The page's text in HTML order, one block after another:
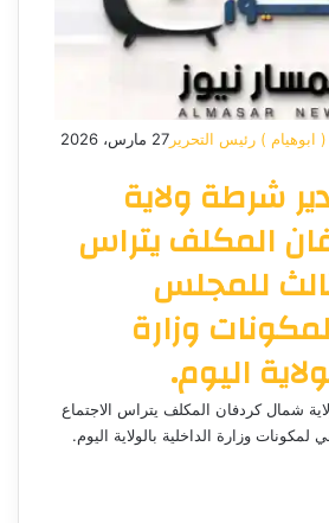
) رئيس التحرير 27 مارس، 2026
شرطة ولاية
المكلف يتراس
للمجلس
وزارة
اليوم.
شمال كردفان المكلف يتراس الاجتماع
وزارة الداخلية بالولاية اليوم.